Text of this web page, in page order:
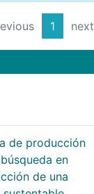
1 next
de producción
en
de una